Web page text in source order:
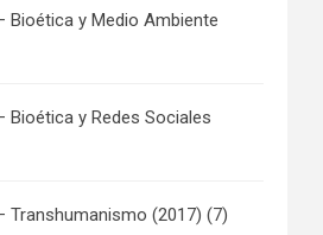
Bioética y Medio Ambiente
Bioética y Redes Sociales
Transhumanismo (2017) (7)